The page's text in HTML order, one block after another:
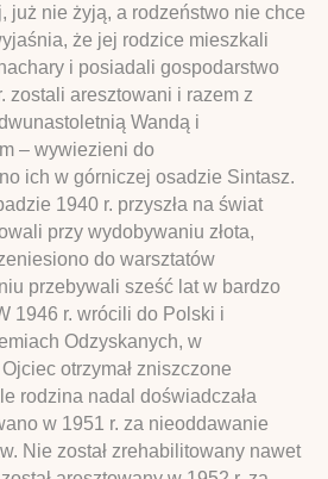
już nie żyją, a rodzeństwo nie chce
że jej rodzice mieszkali
i posiadali gospodarstwo
zostali aresztowani i razem z
Wandą i
– wywiezieni do
ich w górniczej osadzie Sintasz.
1940 r. przyszła na świat
przy wydobywaniu złota,
do warsztatów
przebywali sześć lat w bardzo
1946 r. wrócili do Polski i
Odzyskanych, w
otrzymał zniszczone
rodzina nadal doświadczała
w 1951 r. za nieoddawanie
Nie został zrehabilitowany nawet